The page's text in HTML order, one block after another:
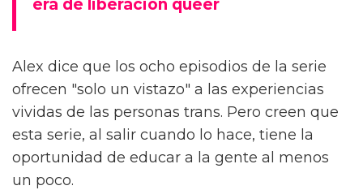
viaje de autodescubrimiento y
autodestrucción descrito como "divertido y
desgarrador".
El jefe de la serie High School
Musical habla sobre la trama queer
de la serie
Sam Smith se sincera sobre su nueva